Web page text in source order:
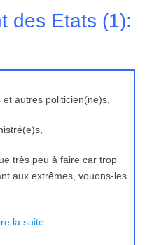
des Etats (1):
autres politicien(ne)s,
très peu à faire car trop
aux extrêmes, vouons-les
la suite